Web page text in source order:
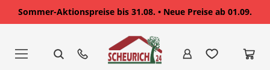
Sommer-Aktionspreise bis 31.08. • Neue Preise ab 01.09.
springen